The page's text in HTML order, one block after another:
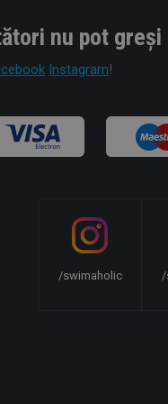
nu pot greși
Instagram!
/swimaholic /